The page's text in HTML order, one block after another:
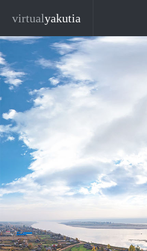
virtualyakutia